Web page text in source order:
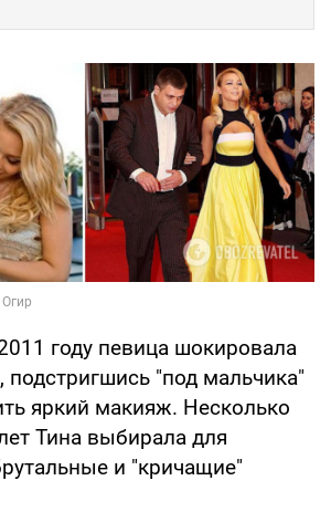
году певица шокировала
подстригшись "под мальчика"
яркий макияж. Несколько
Тина выбирала для
и "кричащие"